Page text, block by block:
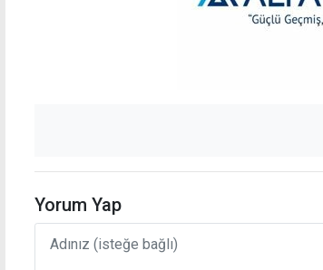
Yorum Yap